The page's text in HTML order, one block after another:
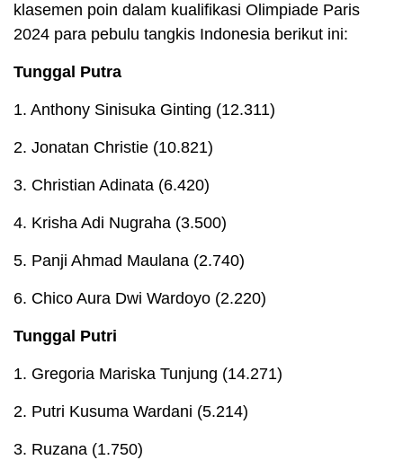
klasemen poin dalam kualifikasi Olimpiade Paris
2024 para pebulu tangkis Indonesia berikut ini:
Tunggal Putra
1. Anthony Sinisuka Ginting (12.311)
2. Jonatan Christie (10.821)
3. Christian Adinata (6.420)
4. Krisha Adi Nugraha (3.500)
5. Panji Ahmad Maulana (2.740)
6. Chico Aura Dwi Wardoyo (2.220)
Tunggal Putri
1. Gregoria Mariska Tunjung (14.271)
2. Putri Kusuma Wardani (5.214)
3. Ruzana (1.750)